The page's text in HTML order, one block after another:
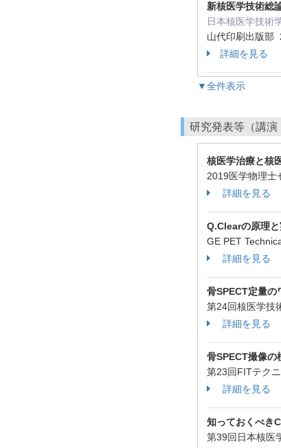
新核医学技術総
日本核医学技術
山代印刷出版部
詳細を見る
▼全件表示
研究発表等（講演
核医学治療と核
2019医学物理士
詳細を見る
Q.Clearの原理
GE PET
詳細を見る
骨SPECT定量の
第24回核医学技
詳細を見る
骨SPECT撮像の
第23回FITテク
詳細を見る
知っておくべき
第39回日本核医